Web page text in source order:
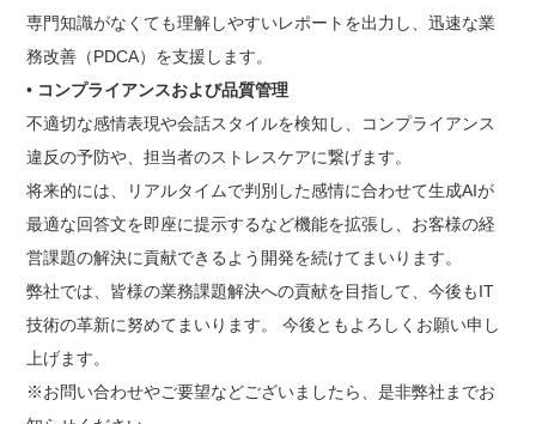
専門知識がなくても理解しやすいレポートを出力し、迅速な業
務改善（PDCA）を支援します。
• コンプライアンスおよび品質管理
不適切な感情表現や会話スタイルを検知し、コンプライアンス
違反の予防や、担当者のストレスケアに繋げます。
将来的には、リアルタイムで判別した感情に合わせて生成AIが
最適な回答文を即座に提示するなど機能を拡張し、お客様の経
営課題の解決に貢献できるよう開発を続けてまいります。
弊社では、皆様の業務課題解決への貢献を目指して、今後もIT
技術の革新に努めてまいります。 今後ともよろしくお願い申し
上げます。
※お問い合わせやご要望などございましたら、是非弊社までお